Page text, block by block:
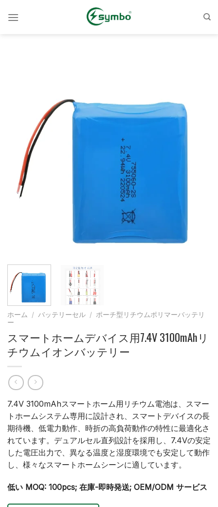
ホーム / バッテリーセル / ポーチ型リチウムポリマーバッテリ
ー
スマートホームデバイス用7.4V 3100mAhリ
チウムイオンバッテリー
7.4V 3100mAhスマートホーム用リチウム電池は、スマー
トホームシステム専用に設計され、スマートデバイスの長
期待機、低電力動作、時折の高負荷動作の特性に最適化さ
れています。デュアルセル直列設計を採用し、7.4Vの安定
した電圧出力で、異なる温度と湿度環境でも安定して動作
し、様々なスマートホームシーンに適しています。
低い MOQ: 100pcs; 在庫-即時発送; OEM/ODM サービス